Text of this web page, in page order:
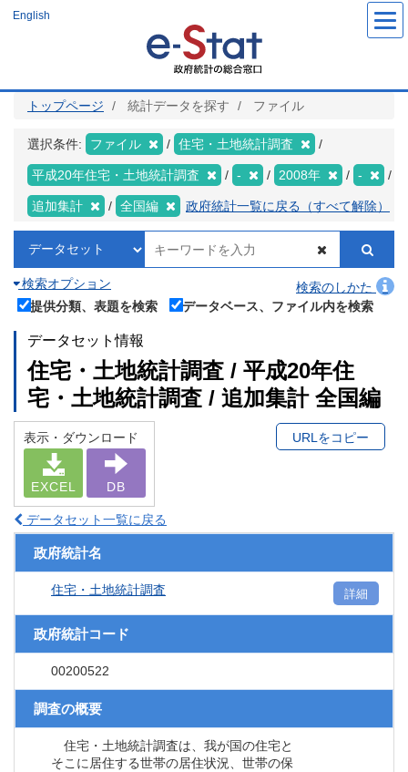
ツ
English
トップページ 統計データを探す ファイル
選択条件: ファイル 住宅・土地統計調査
平成20年住宅・土地統計調査 - 2008年 -
追加集計 全国編 政府統計一覧に戻る（すべて解除）
検索オプション
検索のしかた
提供分類、表題を検索
データベース、ファイル内を検索
データセット情報
住宅・土地統計調査 / 平成20年住
宅・土地統計調査 / 追加集計 全国編
表示・ダウンロード
EXCEL DB
URLをコピー
データセット一覧に戻る
政府統計名
住宅・土地統計調査 詳細
政府統計コード
00200522
調査の概要
住宅・土地統計調査は、我が国の住宅と
そこに居住する世帯の居住状況、世帯の保